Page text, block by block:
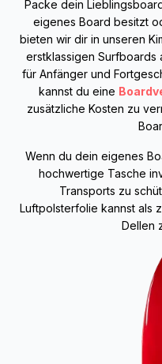
Packe dein
eigenes Board besitzt
bieten wir dir in unseren
erstklassigen Surfboards
für Anfänger und
kannst du eine
zusätzliche Kosten zu
Wenn du dein eigenes
hochwertige Tasche
Transports zu
Luftpolsterfolie kannst als
Dellen